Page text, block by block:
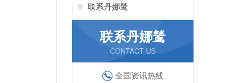
联系丹娜鸶
联系丹娜鸶
— CONTACT US —
全国资讯热线